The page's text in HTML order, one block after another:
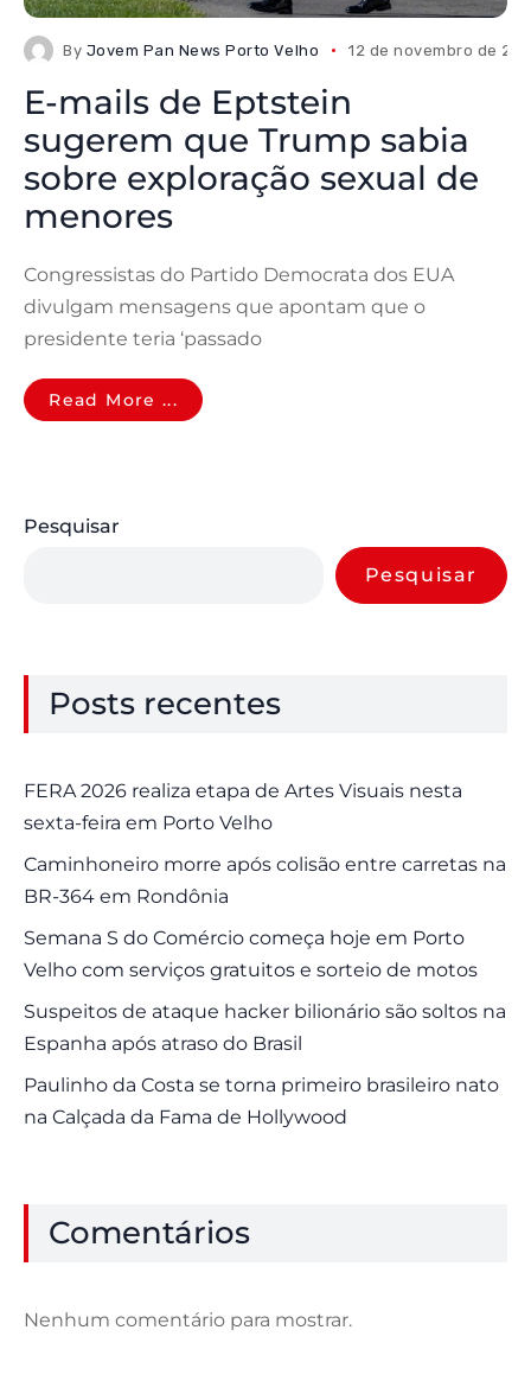
By Jovem Pan News Porto Velho 12 de novembro de
E-mails de Eptstein
sugerem que Trump sabia
sobre exploração sexual de
menores
Congressistas do Partido Democrata dos EUA
divulgam mensagens que apontam que o
presidente teria ‘passado
Read More ...
Pesquisar
Pesquisar
Posts recentes
FERA 2026 realiza etapa de Artes Visuais nesta
sexta-feira em Porto Velho
Caminhoneiro morre após colisão entre carretas na
BR-364 em Rondônia
Semana S do Comércio começa hoje em Porto
Velho com serviços gratuitos e sorteio de motos
Suspeitos de ataque hacker bilionário são soltos na
Espanha após atraso do Brasil
Paulinho da Costa se torna primeiro brasileiro nato
na Calçada da Fama de Hollywood
Comentários
Nenhum comentário para mostrar.